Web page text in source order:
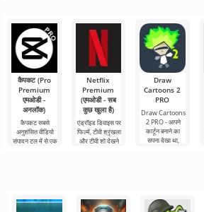
से यात्रा
कैपकट (Pro
Premium
एमओडी -
अनलॉक)
कैपकट सबसे
अनुशंसित वीडियो
संपादन टूल में से एक
Netflix
Premium
(एमओडी - सब
कुछ खुला है)
एंड्रॉइड डिवाइस पर
फिल्में, टीवी श्रृंखला
और टीवी शो देखने
Draw
Cartoons 2
PRO
Draw Cartoons
2 PRO - आपने
कार्टून बनाने का
सपना देखा था,